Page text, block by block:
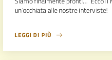
un’occhiata alle nostre interviste!
LEGGI DI PIÙ